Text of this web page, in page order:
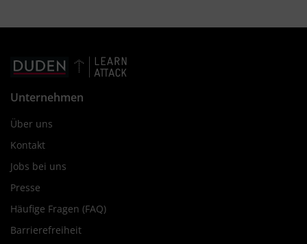
Unternehmen
Über uns
Kontakt
Jobs bei uns
Presse
Häufige Fragen (FAQ)
Barrierefreiheit